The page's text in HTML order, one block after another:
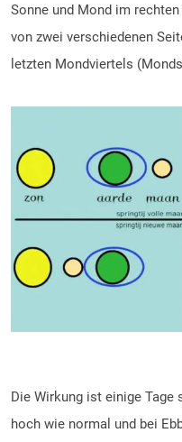
Sonne und Mond im
von zwei verschiedenen
letzten Mondviertels
Die Wirkung ist einige Tage
hoch wie normal und bei